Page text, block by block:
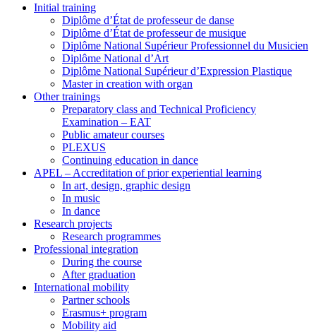
Initial training
Diplôme d’État de professeur de danse
Diplôme d’État de professeur de musique
Diplôme National Supérieur Professionnel du Musicien
Diplôme National d’Art
Diplôme National Supérieur d’Expression Plastique
Master in creation with organ
Other trainings
Preparatory class and Technical Proficiency
Examination – EAT
Public amateur courses
PLEXUS
Continuing education in dance
APEL – Accreditation of prior experiential learning
In art, design, graphic design
In music
In dance
Research projects
Research programmes
Professional integration
During the course
After graduation
International mobility
Partner schools
Erasmus+ program
Mobility aid